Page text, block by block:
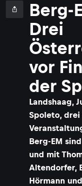
Berg-
Drei
vor
der
Landshaag,
Spoleto,
Berg-EM
und mit
Altendorfer,
Hörmann